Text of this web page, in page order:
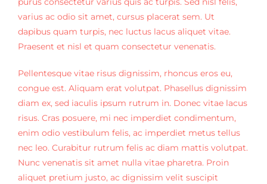
varius ac odio sit amet, cursus placerat sem. Ut
dapibus quam turpis, nec luctus lacus aliquet vitae.
Praesent et nisl et quam consectetur venenatis.
Pellentesque vitae risus dignissim, rhoncus eros eu,
congue est. Aliquam erat volutpat. Phasellus dignissim
diam ex, sed iaculis ipsum rutrum in. Donec vitae lacus
risus. Cras posuere, mi nec imperdiet condimentum,
enim odio vestibulum felis, ac imperdiet metus tellus
nec leo. Curabitur rutrum felis ac diam mattis volutpat.
Nunc venenatis sit amet nulla vitae pharetra. Proin
aliquet pretium justo, ac dignissim velit suscipit